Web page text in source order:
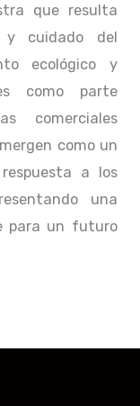
que resulta
y cuidado del
ecológico y
como parte
comerciales
como un
a los
una
para un futuro